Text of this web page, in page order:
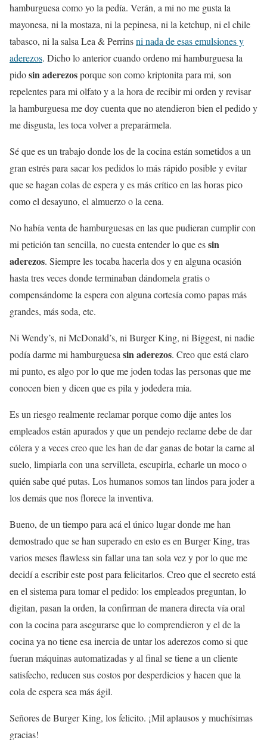
hamburguesa como yo la pedía. Verán, a mi no me gusta la
mayonesa, ni la mostaza, ni la pepinesa, ni la ketchup, ni el chile
tabasco, ni la salsa Lea & Perrinsni nada de esas emulsiones y
aderezos. Dicho lo anterior cuando ordeno mi hamburguesa la
pidosin aderezosporque son como kriptonita para mi, son
repelentes para mi olfato y a la hora de recibir mi orden y revisar
la hamburguesa me doy cuenta que no atendieron bien el pedido y
me disgusta, les toca volver a preparármela.
Sé que es un trabajo donde los de la cocina están sometidos a un
gran estrés para sacar los pedidos lo más rápido posible y evitar
que se hagan colas de espera y es más crítico en las horas pico
como el desayuno, el almuerzo o la cena.
No había venta de hamburguesas en las que pudieran cumplir con
mi petición tan sencilla, no cuesta entender lo que essin
aderezos. Siempre les tocaba hacerla dos y en alguna ocasión
hasta tres veces donde terminaban dándomela gratis o
compensándome la espera con alguna cortesía como papas más
grandes, más soda, etc.
Ni Wendy’s, ni McDonald’s, ni Burger King, ni Biggest, ni nadie
podía darme mi hamburguesa sin aderezos. Creo que está claro
mi punto, es algo por lo que me joden todas las personas que me
conocen bien y dicen que es pila y jodedera mia.
Es un riesgo realmente reclamar porque como dije antes los
empleados están apurados y que un pendejo reclame debe de dar
cólera y a veces creo que les han de dar ganas de botar la carne al
suelo, limpiarla con una servilleta, escupirla, echarle un moco o
quién sabe qué putas. Los humanos somos tan lindos para joder a
los demás que nos florece la inventiva.
Bueno, de un tiempo para acá el único lugar donde me han
demostrado que se han superado en esto es en Burger King, tras
varios meses flawless sin fallar una tan sola vez y por lo que me
decidí a escribir este post para felicitarlos. Creo que el secreto está
en el sistema para tomar el pedido: los empleados preguntan, lo
digitan, pasan la orden, la confirman de manera directa vía oral
con la cocina para asegurarse que lo comprendieron y el de la
cocina ya no tiene esa inercia de untar los aderezos como si que
fueran máquinas automatizadas y al final se tiene a un cliente
satisfecho, reducen sus costos por desperdicios y hacen que la
cola de espera sea más ágil.
Señores de Burger King, los felicito. ¡Mil aplausos y muchísimas
gracias!